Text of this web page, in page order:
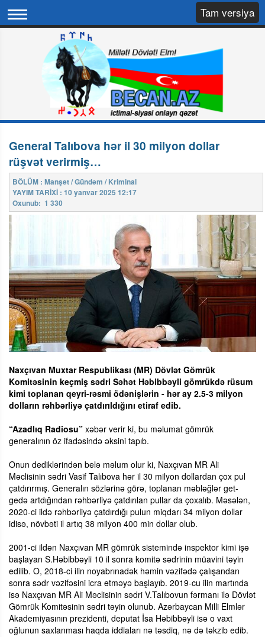
Tam versiya
General Talıbova hər il 30 milyon dollar
rüşvət verirmiş…
BÖLÜM : Manşet / Gündəm / Kriminal
YAYIM TARİXİ : 10 yanvar 2025 12:17
Oxunub: 1 330
Naxçıvan Muxtar Respublikası (MR) Dövlət Gömrük
Komitəsinin keçmiş sədri Səhət Həbibbəyli gömrükdə rüsum
kimi toplanan qeyri-rəsmi ödənişlərin - hər ay 2.5-3 milyon
dolların rəhbərliyə çatdırıldığını etiraf edib.
“Azadlıq Radiosu” xəbər verir ki, bu məlumat gömrük
generalının öz ifadəsində əksini tapıb.
Onun dediklərindən belə məlum olur ki, Naxçıvan MR Ali
Məclisinin sədri Vasif Talıbova hər il 30 milyon dollardan çox pul
çatdırırmış. Generalın sözlərinə görə, toplanan məbləğlər get-
gedə artdığından rəhbərliyə çatdırılan pullar da çoxalıb. Məsələn,
2020-ci ildə rəhbərliyə çatdırdığı pulun miqdarı 34 milyon dollar
idisə, növbəti il artıq 38 milyon 400 min dollar olub.
2001-ci ildən Naxçıvan MR gömrük sistemində inspektor kimi işə
başlayan S.Həbibbəyli 10 il sonra komitə sədrinin müavini təyin
edilib. O, 2018-ci ilin noyabrınadək həmin vəzifədə çalışandan
sonra sədr vəzifəsini icra etməyə başlayıb. 2019-cu ilin martında
isə Naxçıvan MR Ali Məclisinin sədri V.Talıbovun fərmanı ilə Dövlət
Gömrük Komitəsinin sədri təyin olunub. Azərbaycan Milli Elmlər
Akademiyasının prezidenti, deputat İsa Həbibbəyli isə o vaxt
oğlunun saxlanması haqda iddiaları nə təsdiq, nə də təkzib edib.